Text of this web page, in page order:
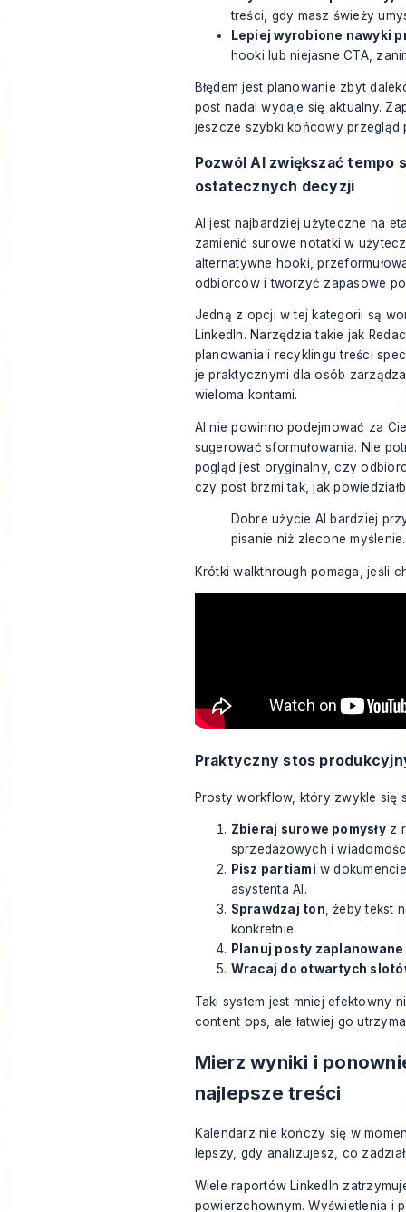
treści, gdy masz świeży
Lepiej wyrobione nawyki
hooki lub niejasne CTA,
Błędem jest planowanie zbyt
post nadal wydaje się aktualny.
jeszcze szybki końcowy przegląd
Pozwól AI zwiększać tempo
ostatecznych decyzji
AI jest najbardziej użyteczne na
zamienić surowe notatki w
alternatywne hooki,
odbiorców i tworzyć zapasowe
Jedną z opcji w tej kategorii są
LinkedIn. Narzędzia takie jak
planowania i recyklingu treści
je praktycznymi dla osób
wieloma kontami.
AI nie powinno podejmować za
sugerować sformułowania. Nie
pogląd jest oryginalny, czy
czy post brzmi tak, jak
Dobre użycie AI bardziej
pisanie niż zlecone myślenie.
Krótki walkthrough pomaga, jeśli
Praktyczny stos
Prosty workflow, który zwykle się
Zbieraj surowe pomysłyz
sprzedażowych i
Pisz partiami w
asystenta AI.
Sprawdzaj ton, żeby tekst
konkretnie.
Planuj posty zaplanowane
Wracaj do otwartych
Taki system jest mniej efektowny
content ops, ale łatwiej go
Mierz wyniki i
najlepsze treści
Kalendarz nie kończy się w
lepszy, gdy analizujesz, co
Wiele raportów LinkedIn
powierzchownym. Wyświetlenia i